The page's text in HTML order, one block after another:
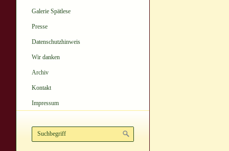
Galerie Spätlese
Presse
Datenschutzhinweis
Wir danken
Archiv
Kontakt
Impressum